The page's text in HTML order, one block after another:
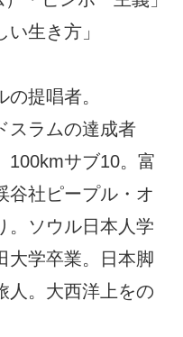
い生き方」
提唱者。
スラムの達成者
100kmサブ10。富
谷社ピープル・オ
。ソウル日本人学
大学卒業。日本脚
人。大西洋上をの